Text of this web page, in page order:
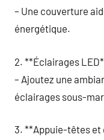
– Une couverture
énergétique.
2. **Éclairages
– Ajoutez une
éclairages sous-
3. **Appuie-têtes et